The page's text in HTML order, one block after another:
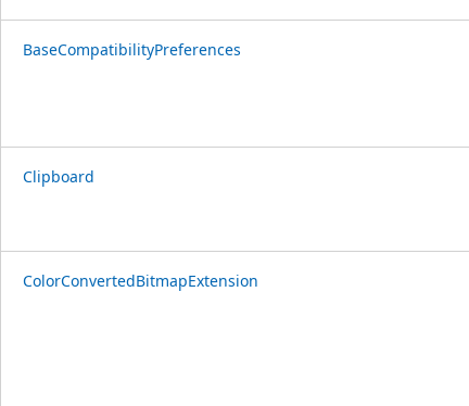
BaseCompatibilityPreferences
Clipboard
ColorConvertedBitmapExtension